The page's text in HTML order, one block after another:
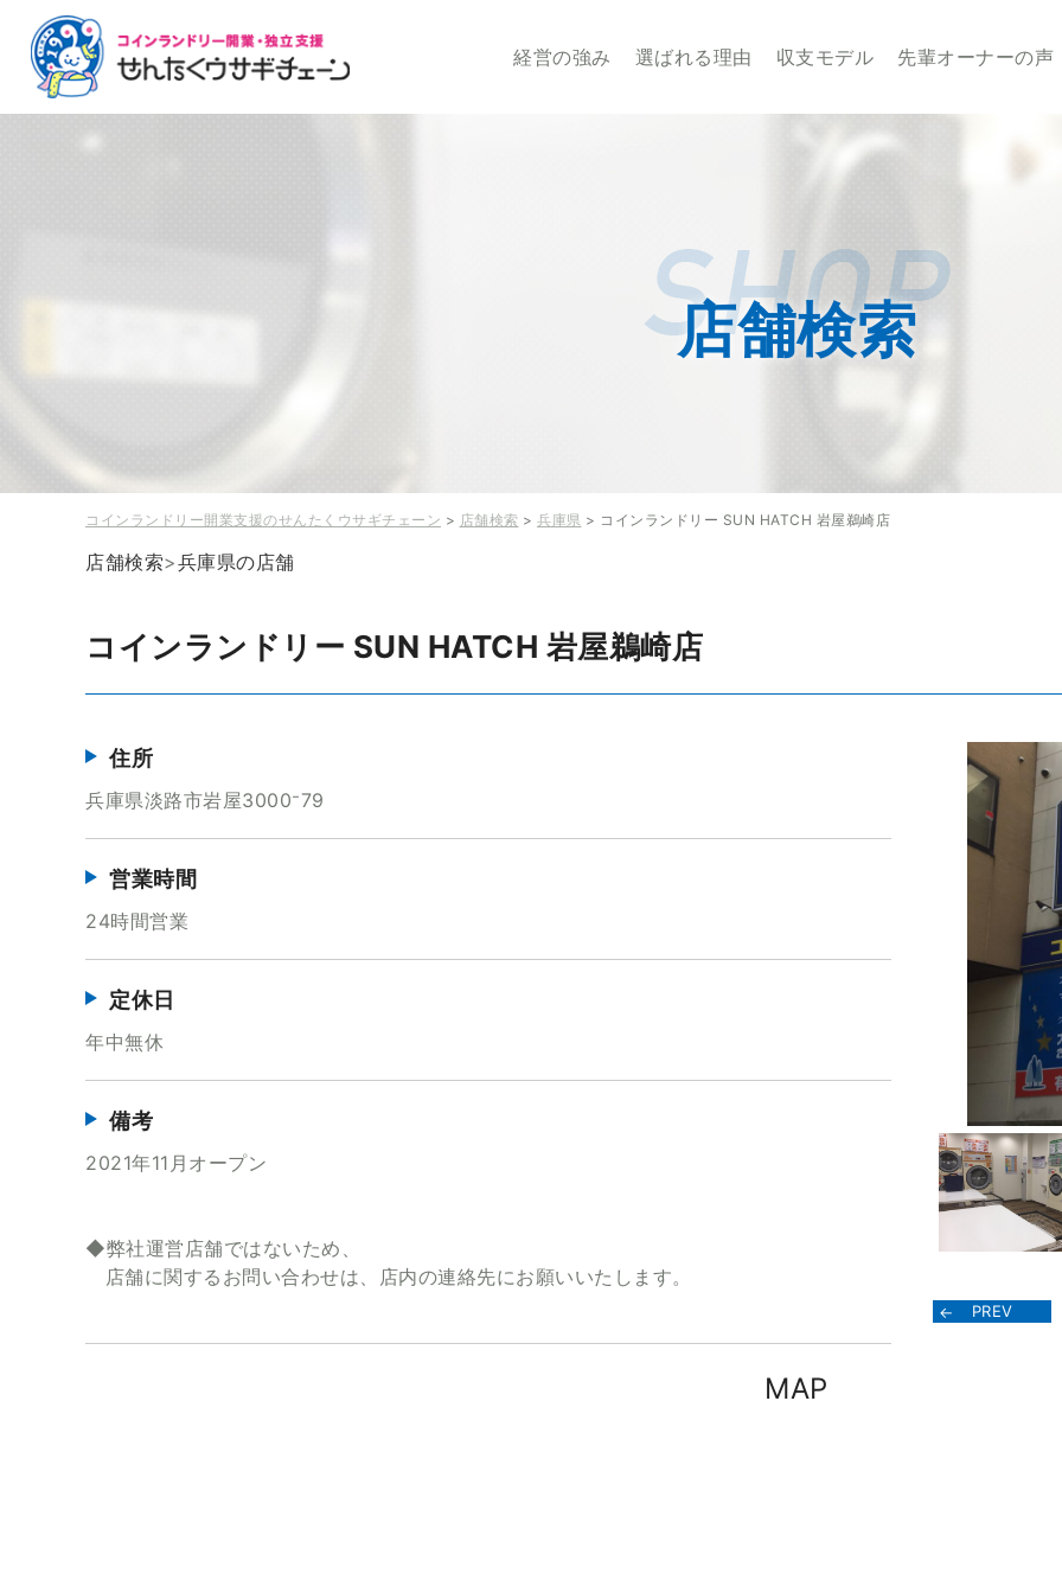
経営の強み
選ばれる理由 収支モデル 先輩オーナーの声
店舗検索
コインランドリー開業支援のせんたくウサギチェーン > 店舗検索 > 兵庫県 > コインランドリー SUN HATCH 岩屋鵜崎店
店舗検索>兵庫県の店舗
コインランドリー SUN HATCH 岩屋鵜崎店
住所
兵庫県淡路市岩屋3000⁻79
営業時間
24時間営業
定休日
年中無休
備考
2021年11月オープン
◆弊社運営店舗ではないため、
店舗に関するお問い合わせは、店内の連絡先にお願いいたします。
PREV
MAP